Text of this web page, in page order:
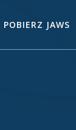
POBIERZ JAWS